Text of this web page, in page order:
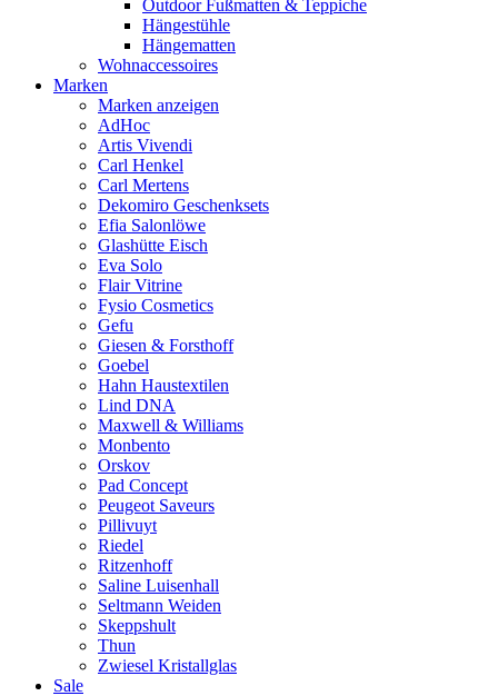
Outdoor Fußmatten & Teppiche
Hängestühle
Hängematten
Wohnaccessoires
Marken
Marken anzeigen
AdHoc
Artis Vivendi
Carl Henkel
Carl Mertens
Dekomiro Geschenksets
Efia Salonlöwe
Glashütte Eisch
Eva Solo
Flair Vitrine
Fysio Cosmetics
Gefu
Giesen & Forsthoff
Goebel
Hahn Haustextilen
Lind DNA
Maxwell & Williams
Monbento
Orskov
Pad Concept
Peugeot Saveurs
Pillivuyt
Riedel
Ritzenhoff
Saline Luisenhall
Seltmann Weiden
Skeppshult
Thun
Zwiesel Kristallglas
Sale